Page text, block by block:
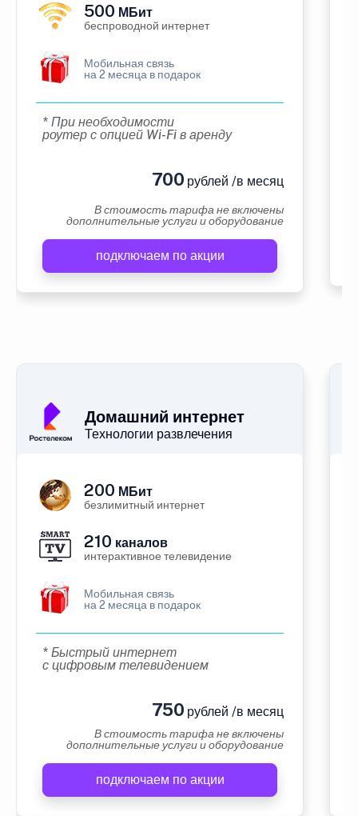
500 МБит
беспроводной интернет
Мобильная связь
на 2 месяца в подарок
* При необходимости
роутер с опцией Wi-Fi в аренду
700 рублей /в месяц
В стоимость тарифа не включены
дополнительные услуги и оборудование
подключаем по акции
Домашний интернет
Технологии развлечения
200 МБит
безлимитный интернет
210 каналов
интерактивное телевидение
Мобильная связь
на 2 месяца в подарок
* Быстрый интернет
с цифровым телевидением
750 рублей /в месяц
В стоимость тарифа не включены
дополнительные услуги и оборудование
подключаем по акции